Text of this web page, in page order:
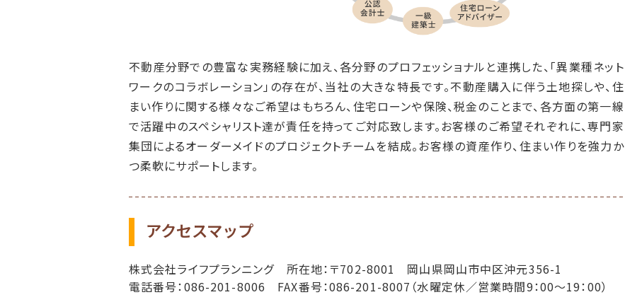
弊社代表取締役・田邊周一がTSCテレビせとうち「得ナウ！」
す!（10月22日（月）14:25～14:30放映）
2018.10/04
「未来設計投資クラブ」第62回勉強会は2018年・10月13日（土）に開催
します。今回も参加無料（駐車スペースあり・要予約）です。
2018.9/26 「おすすめ不動産物件」掲載情報を更新しました。
2018.7/8 【貸事務所・貸事務所・貸看板】岡山市北区駅前町1丁目 を掲載しました。
2018.6/28
2018.2/28 「未来設計投資クラブ」第59回勉強会は2018年・3月3日（土）に開催しま
す。今回も参加無料（駐車スペースあり・要予約）です。
不動産分野での豊富な実務経験に加え、各分野のプロフェッショナルと連携した、「異業種ネット
ワークのコラボレーション」の存在が、当社の大きな特長です。不動産購入に伴う土地探しや、住
まい作りに関する様々なご希望はもちろん、住宅ローンや保険、税金のことまで、各方面の第一線
で活躍中のスペシャリスト達が責任を持ってご対応致します。お客様のご希望それぞれに、専門家
集団によるオーダーメイドのプロジェクトチームを結成。お客様の資産作り、住まい作りを強力か
つ柔軟にサポートします。
アクセスマップ
株式会社ライフプランニング 所在地： 〒702-8001 岡山県岡山市中区沖元356-1
電話番号：086-201-8006
FAX番号：086-201-8007 （水曜定休／営業時間9：00～19：00）